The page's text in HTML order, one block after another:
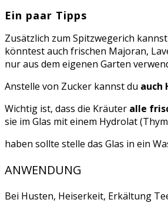
Ein paar Tipps
Zusätzlich zum Spitzwegerich
könntest auch frischen Majoran,
nur aus dem eigenen Garten
Anstelle von Zucker kannst du auch
Wichtig ist, dass die Kräuter alle
sie im Glas mit einem Hydrolat
haben sollte stelle das Glas in ein
ANWENDUNG
Bei Husten, Heiserkeit, Erkältung